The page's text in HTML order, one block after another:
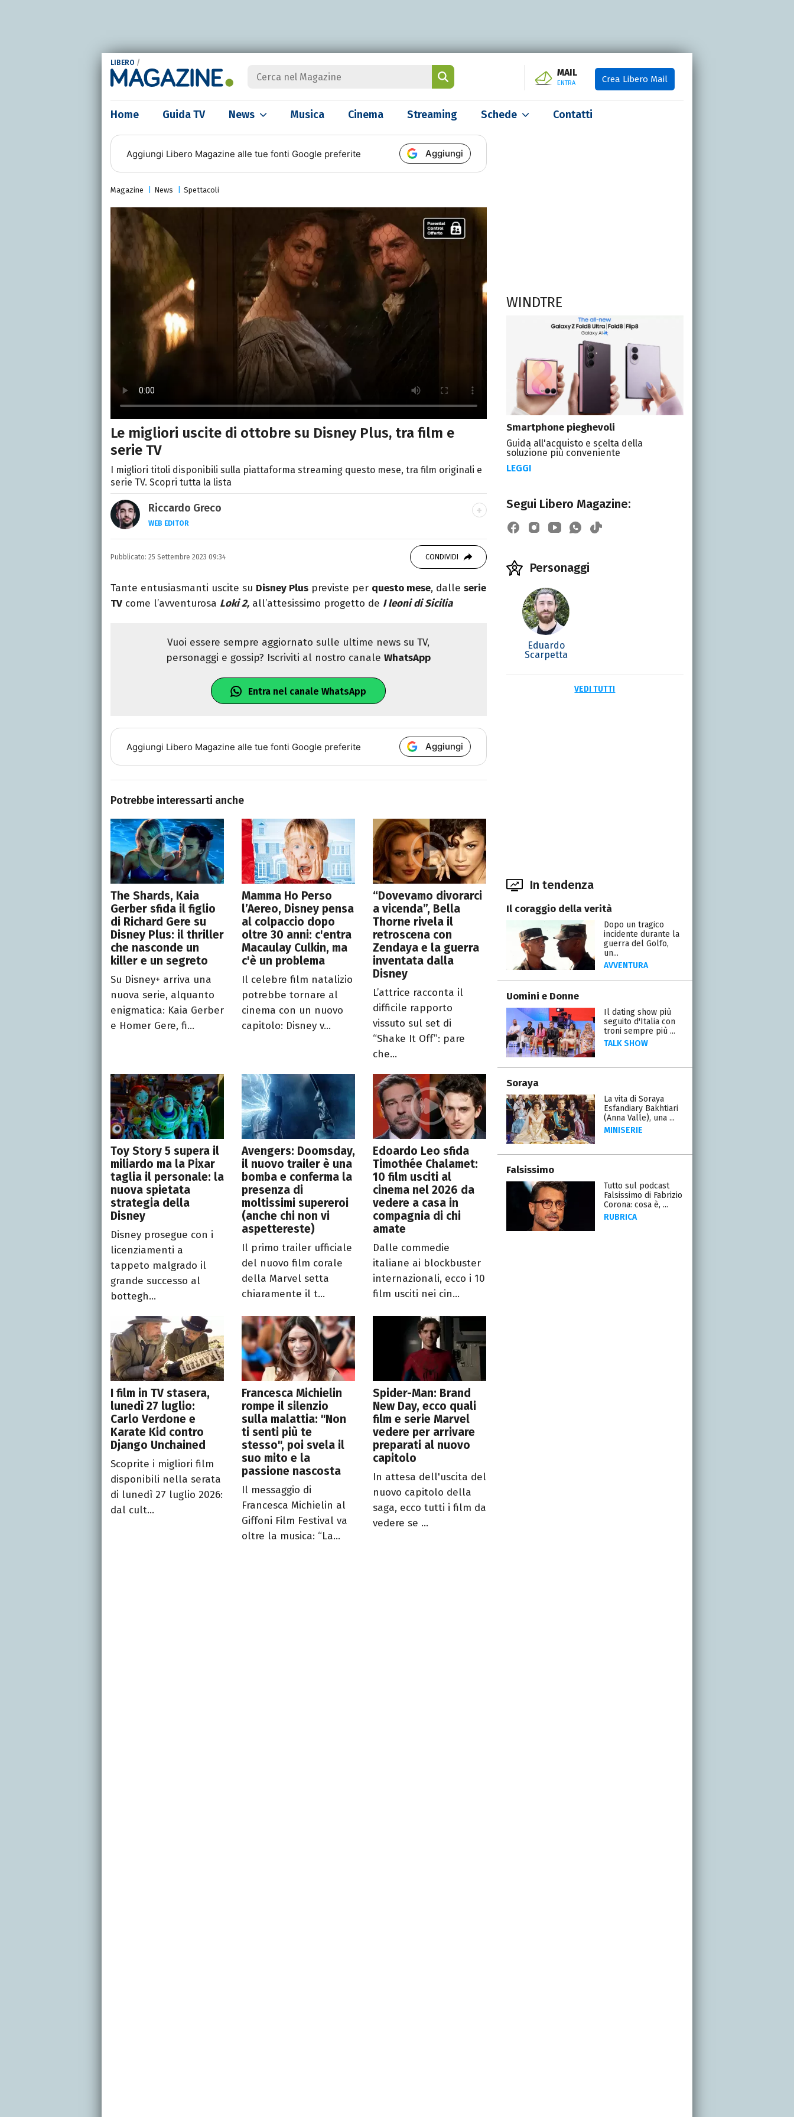
LIBERO /
MAIL
ENTRA Crea Libero Mail
Home Guida TV News Musica Cinema Streaming Schede Contatti
Aggiungi Libero Magazine alle tue fonti Google preferite Aggiungi
Magazine News Spettacoli
Le migliori uscite di ottobre su Disney Plus, tra film e
serie TV
I migliori titoli disponibili sulla piattaforma streaming questo mese, tra film originali e
serie TV. Scopri tutta la lista
Riccardo Greco
WEB EDITOR
LINKEDIN
Si avvicina all'editoria studiando all'IED come Fashion Editor. Si
specializza poi in Comunicazione digitale, Giornalismo e Nuovi media
presso La Sapienza, collaborando con alcune testate ed uffici stampa.
Pubblicato: 25 Settembre 2023 09:34 CONDIVIDI
Tante entusiasmanti uscite su Disney Plus previste per questo mese, dalle serie
TV come l’avventurosa Loki 2, all’attesissimo progetto de I leoni di Sicilia
Vuoi essere sempre aggiornato sulle ultime news su TV,
personaggi e gossip? Iscriviti al nostro canaleWhatsApp
Entra nel canale WhatsApp
Aggiungi Libero Magazine alle tue fonti Google preferite Aggiungi
Potrebbe interessarti anche
The Shards, Kaia
Gerber sfida il figlio
di Richard Gere su
Disney Plus: il thriller
che nasconde un
killer e un segreto
Su Disney+ arriva una
nuova serie, alquanto
enigmatica: Kaia Gerber
e Homer Gere, fi...
Mamma Ho Perso
l’Aereo, Disney pensa
al colpaccio dopo
oltre 30 anni: c'entra
Macaulay Culkin, ma
c'è un problema
Il celebre film natalizio
potrebbe tornare al
cinema con un nuovo
capitolo: Disney v...
“Dovevamo divorarci
a vicenda”, Bella
Thorne rivela il
retroscena con
Zendaya e la guerra
inventata dalla
Disney
L’attrice racconta il
difficile rapporto
vissuto sul set di
“Shake It Off”: pare
che...
Toy Story 5 supera il
miliardo ma la Pixar
taglia il personale: la
nuova spietata
strategia della
Disney
Disney prosegue con i
licenziamenti a
tappeto malgrado il
grande successo al
bottegh...
Avengers: Doomsday,
il nuovo trailer è una
bomba e conferma la
presenza di
moltissimi supereroi
(anche chi non vi
aspettereste)
Il primo trailer ufficiale
del nuovo film corale
della Marvel setta
chiaramente il t...
Edoardo Leo sfida
Timothée Chalamet:
10 film usciti al
cinema nel 2026 da
vedere a casa in
compagnia di chi
amate
Dalle commedie
italiane ai blockbuster
internazionali, ecco i 10
film usciti nei cin...
I film in TV stasera,
lunedì 27 luglio:
Carlo Verdone e
Karate Kid contro
Django Unchained
Scoprite i migliori film
disponibili nella serata
di lunedì 27 luglio 2026:
dal cult...
Francesca Michielin
rompe il silenzio
sulla malattia: "Non
ti senti più te
stesso", poi svela il
suo mito e la
passione nascosta
Il messaggio di
Francesca Michielin al
Giffoni Film Festival va
oltre la musica: “La...
Spider-Man: Brand
New Day, ecco quali
film e serie Marvel
vedere per arrivare
preparati al nuovo
capitolo
In attesa dell'uscita del
nuovo capitolo della
saga, ecco tutti i film da
vedere se ...
WINDTRE
Smartphone pieghevoli
Guida all'acquisto e scelta della
soluzione più conveniente
LEGGI
Segui Libero Magazine:
Personaggi
Eduardo
Scarpetta
VEDI TUTTI
In tendenza
Il coraggio della verità
Dopo un tragico
incidente durante la
guerra del Golfo,
un...
AVVENTURA
Uomini e Donne
Il dating show più
seguito d'Italia con
troni sempre più ...
TALK SHOW
Soraya
La vita di Soraya
Esfandiary Bakhtiari
(Anna Valle), una ...
MINISERIE
Falsissimo
Tutto sul podcast
Falsissimo di Fabrizio
Corona: cosa è, ...
RUBRICA